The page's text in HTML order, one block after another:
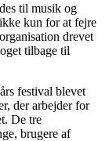
til musik og
kun for at fejre
drevet
tilbage til
festival blevet
der arbejder for
De tre
brugere af